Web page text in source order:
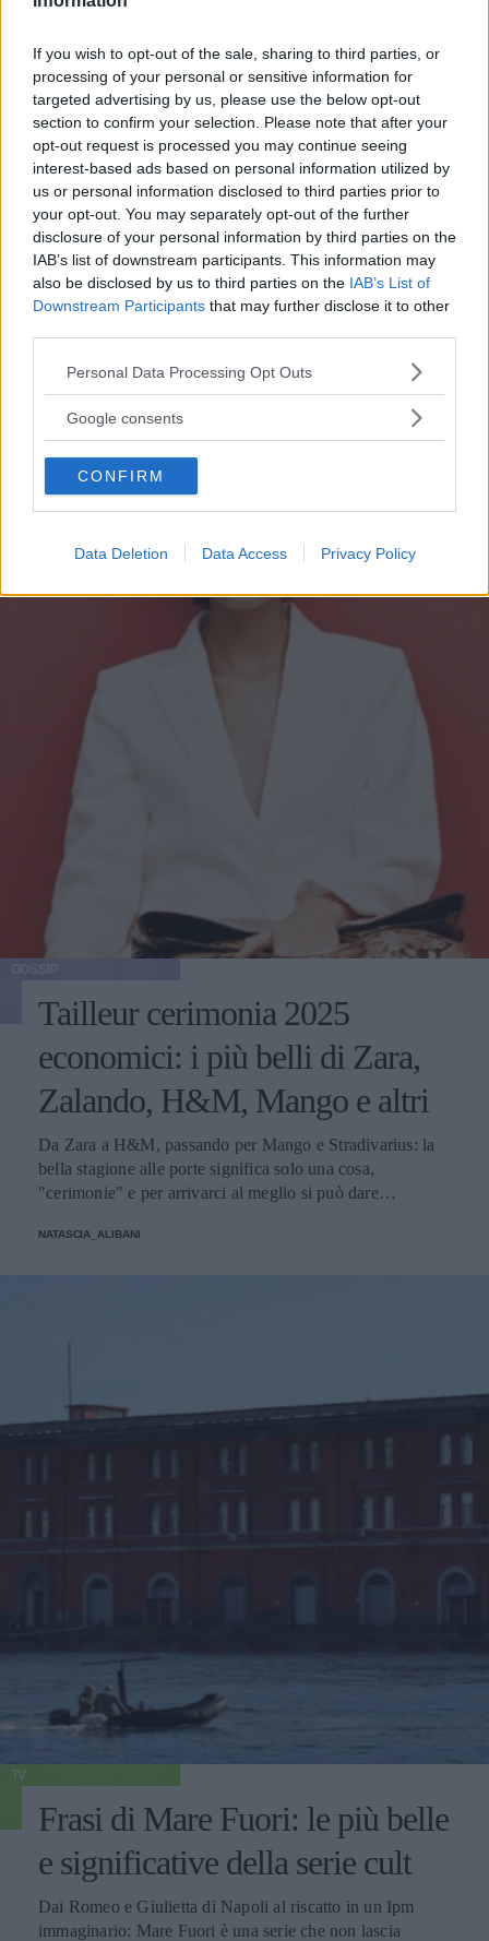
If you wish to opt-out of the sale, sharing to third parties, or
processing of your personal or sensitive information for
targeted advertising by us, please use the below opt-out
section to confirm your selection. Please note that after your
opt-out request is processed you may continue seeing
interest-based ads based on personal information utilized by
us or personal information disclosed to third parties prior to
your opt-out. You may separately opt-out of the further
disclosure of your personal information by third parties on the
IAB’s list of downstream participants. This information may
also be disclosed by us to third parties on the IAB’s List of
Downstream Participants that may further disclose it to other
Please note that this website/app uses one or more Google
not limited to your visit or usage behaviour. You may click to
use your data for below specified purposes in below Google
consent section.
Personal Data Processing Opt Outs
Google consents
CONFIRM
Data Deletion Data Access Privacy Policy
GOSSIP
Fatti notare! Le frasi per stati
WhatsApp che tutti
commenteranno
Alcuni consigli relativi alle frasi per stati di WhatsApp:
ecco come fare colpo sui propri contatti utilizzando
PERDITA DURANGO
Tailleur cerimonia 2025
economici: i più belli di Zara,
Zalando, H&M, Mango e altri
Da Zara a H&M, passando per Mango e Stradivarius: la
bella stagione alle porte significa solo una cosa,
"cerimonie" e per arrivarci al meglio si può dare
NATASCIA_ALIBANI
TV
Frasi di Mare Fuori: le più belle
e significative della serie cult
Dai Romeo e Giulietta di Napoli al riscatto in un Ipm
immaginario: Mare Fuori è una serie che non lascia